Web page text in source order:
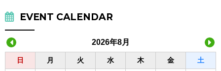
EVENT CALENDAR
2026年8月
日 月 火 水 木 金 土